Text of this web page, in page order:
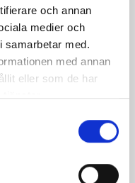
och annan
medier och
samarbetar med.
med annan
eller som de har
tjänster.
toppad med